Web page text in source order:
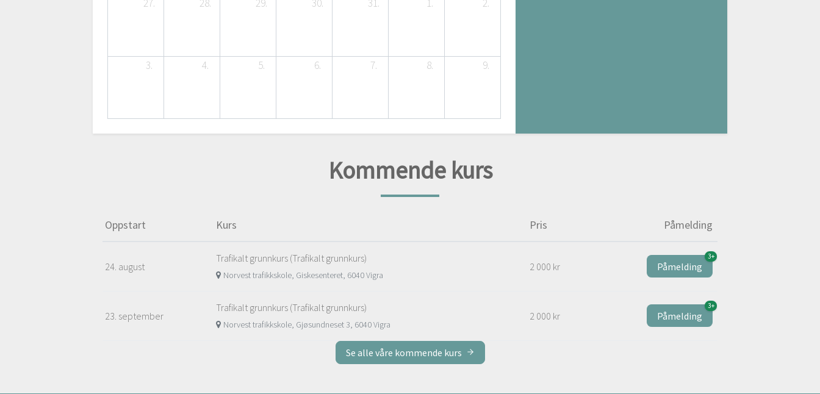
27. 28. 29. 30. 31. 1. 2.
3. 4. 5. 6. 7. 8. 9.
Kommende kurs
Oppstart Kurs Pris Påmelding
24. august
Trafikalt grunnkurs (Trafikalt grunnkurs)
Norvest trafikkskole, Giskesenteret, 6040 Vigra
2 000 kr Påmelding
3+
23. september
Trafikalt grunnkurs (Trafikalt grunnkurs)
Norvest trafikkskole, Gjøsundneset 3, 6040 Vigra
2 000 kr Påmelding
3+
Se alle våre kommende kurs